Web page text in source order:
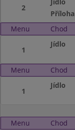
2
Příloha
Menu
Chod
1
Jídlo
Menu Chod
1
Jídlo
Menu Chod